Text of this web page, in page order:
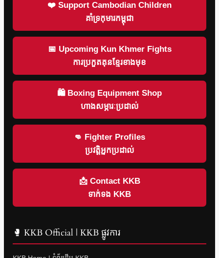
❤️ Support Cambodian Children
គាំទ្រកុមារកម្ពុជា
📅 Upcoming Kun Khmer Fights
ការប្រកួតគុនខ្មែរខាងមុខ
🛍 Boxing Equipment Shop
ហាងសម្ភារៈប្រដាល់
👊 Fighter Profiles
ប្រវត្តិអ្នកប្រដាល់
📩 Contact KKB
ទាក់ទង KKB
🥊 KKB Official | KKB ផ្លូវការ